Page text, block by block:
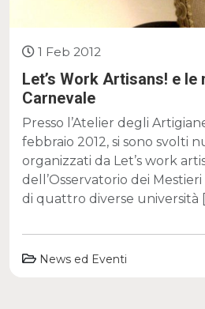
1 Feb 2012
Let’s Work Artisans! e le
Carnevale
Presso l’Atelier degli
febbraio 2012, si sono svolti
organizzati da Let’s work
dell’Osservatorio dei
di quattro diverse università
News ed Eventi